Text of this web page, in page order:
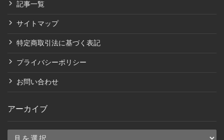
記事一覧
サイトマップ
特定商取引法に基づく表記
プライバシーポリシー
お問い合わせ
アーカイブ
ア